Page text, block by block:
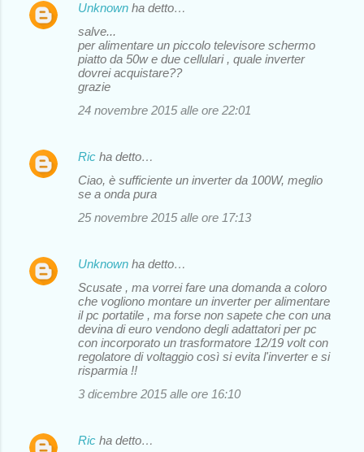
Unknown ha detto…
salve...
per alimentare un piccolo televisore schermo
piatto da 50w e due cellulari , quale inverter
dovrei acquistare??
grazie
24 novembre 2015 alle ore 22:01
Ric ha detto…
Ciao, è sufficiente un inverter da 100W, meglio
se a onda pura
25 novembre 2015 alle ore 17:13
Unknown ha detto…
Scusate , ma vorrei fare una domanda a coloro
che vogliono montare un inverter per alimentare
il pc portatile , ma forse non sapete che con una
devina di euro vendono degli adattatori per pc
con incorporato un trasformatore 12/19 volt con
regolatore di voltaggio così si evita l'inverter e si
risparmia !!
3 dicembre 2015 alle ore 16:10
Ric ha detto…